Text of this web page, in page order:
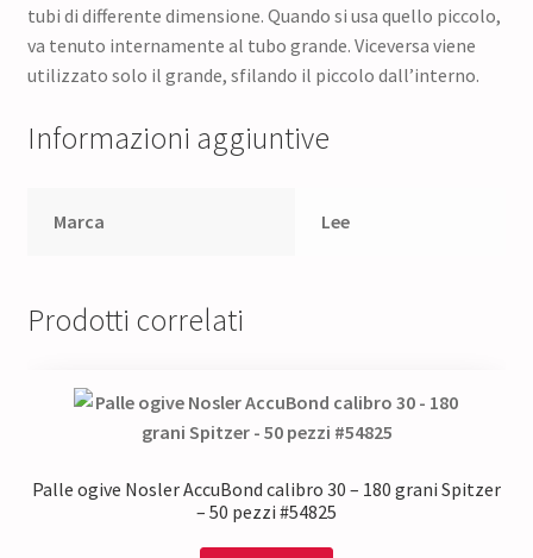
tubi di differente dimensione. Quando si usa quello piccolo,
va tenuto internamente al tubo grande. Viceversa viene
utilizzato solo il grande, sfilando il piccolo dall’interno.
Informazioni aggiuntive
Marca Lee
Prodotti correlati
Palle ogive Nosler AccuBond calibro 30 – 180 grani Spitzer
– 50 pezzi #54825